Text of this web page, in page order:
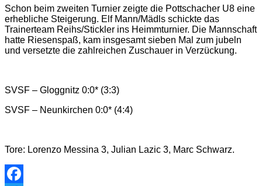
Schon beim zweiten Turnier zeigte die Pottschacher U8 eine
erhebliche Steigerung. Elf Mann/Mädls schickte das
Trainerteam Reihs/Stickler ins Heimmturnier. Die Mannschaft
hatte Riesenspaß, kam insgesamt sieben Mal zum jubeln
und versetzte die zahlreichen Zuschauer in Verzückung.
SVSF – Gloggnitz 0:0* (3:3)
SVSF – Neunkirchen 0:0* (4:4)
Tore: Lorenzo Messina 3, Julian Lazic 3, Marc Schwarz.